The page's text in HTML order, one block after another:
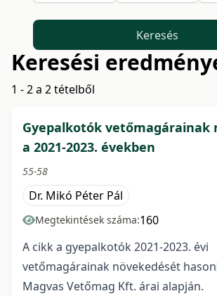
Keresés
Keresési
1 - 2 a 2 tételből
Gyepalkotók vetőmagárainak
a 2021-2023. években
55-58
Dr. Mikó Péter Pál
Megtekintések száma:160
A cikk a gyepalkotók 2021-2023. évi
vetőmagárainak növekedését
Magvas Vetőmag Kft. árai alapján.